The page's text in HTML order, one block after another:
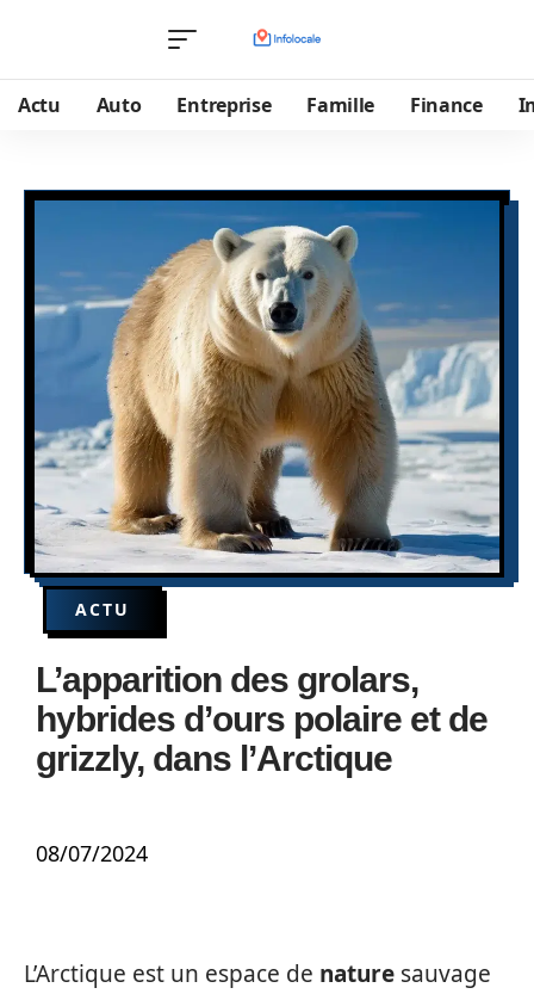
Actu Auto Entreprise Famille Finance
ACTU
L’apparition des grolars,
hybrides d’ours polaire et de
grizzly, dans l’Arctique
08/07/2024
L’Arctique est un espace de nature sauvage